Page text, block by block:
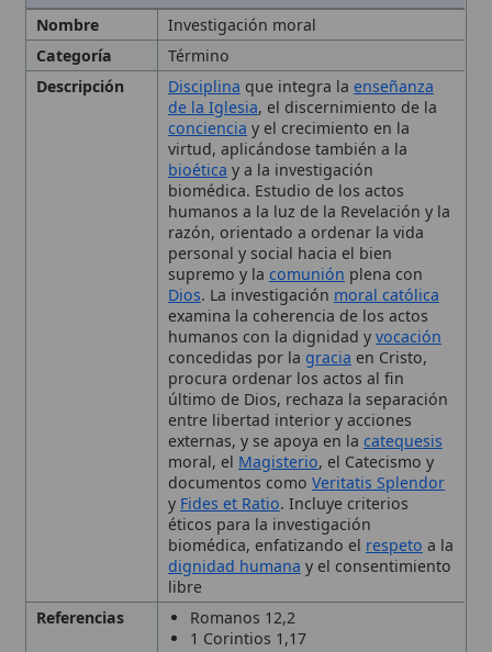
Descripción Disciplinaque integra laenseñanza
de la Iglesia, el discernimiento de la
concienciay el crecimiento en la
virtud, aplicándose también a la
bioéticay a la investigación
biomédica. Estudio de los actos
humanos a la luz de la Revelación y la
razón, orientado a ordenar la vida
personal y social hacia el bien
supremo y la comuniónplena con
Dios. La investigaciónmoral católica
examina la coherencia de los actos
humanos con la dignidad yvocación
concedidas por lagraciaen Cristo,
procura ordenar los actos al fin
último de Dios, rechaza la separación
entre libertad interior y acciones
externas, y se apoya en lacatequesis
moral, elMagisterio, el Catecismo y
documentos comoVeritatis Splendor
Fides et Ratio. Incluye criterios
éticos para la investigación
biomédica, enfatizando el respetoa la
dignidad humanay el consentimiento
libre
Romanos 12,2
1 Corintios 1,17
Mateo 19,16
Mateo 28,20
Romanos 2,15
Autoridad
Eclesiástica
Magisteriode laIglesia(Papa Juan
Pablo II,Catecismo de la Iglesia
Católica)